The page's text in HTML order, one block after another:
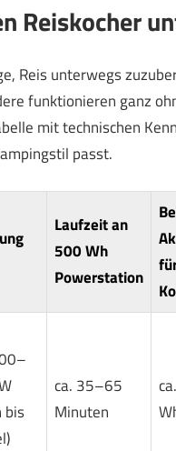
Reiskocher
Reis unterwegs
funktionieren ganz
mit technischen
passt.
Laufzeit an
500 Wh
Powerstation
bis
ca. 35–65
Minuten